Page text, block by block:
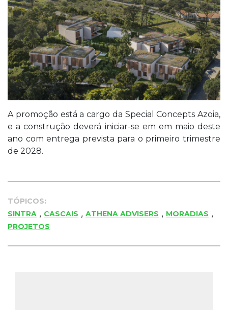
A promoção está a cargo da Special Concepts Azoia,
e a construção deverá iniciar-se em em maio deste
ano com entrega prevista para o primeiro trimestre
de 2028.
TÓPICOS:
SINTRA , CASCAIS , ATHENA ADVISERS , MORADIAS ,
PROJETOS